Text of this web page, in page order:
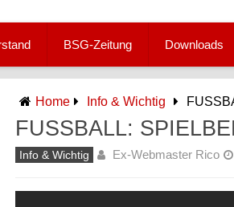
BSG-Zeitung Downloads
Home Info & Wichtig
FUSSBALL:
Info & Wichtig Ex-Webmaster Rico